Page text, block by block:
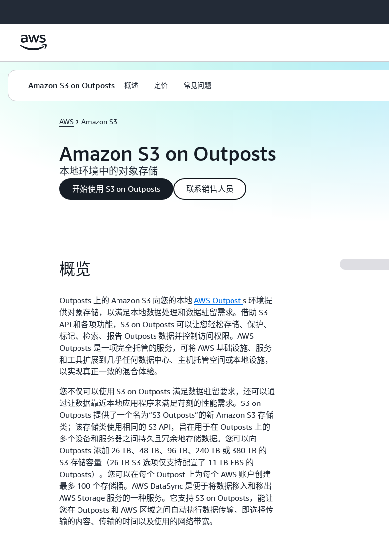
Amazon S3 on Outposts 概述 定价 常见问题
AWS Amazon S3
Amazon S3 on Outposts
本地环境中的对象存储
开始使用 S3 on Outposts 联系销售人员
概览
Outposts 上的 Amazon S3 向您的本地AWS Outposts 环境提
供对象存储，以满足本地数据处理和数据驻留需求。借助 S3
API 和各项功能，S3 on Outposts 可以让您轻松存储、保护、
标记、检索、报告 Outposts 数据并控制访问权限。AWS
Outposts 是一项完全托管的服务，可将 AWS 基础设施、服务
和工具扩展到几乎任何数据中心、主机托管空间或本地设施，
以实现真正一致的混合体验。
您不仅可以使用 S3 on Outposts 满足数据驻留要求，还可以通
过让数据靠近本地应用程序来满足苛刻的性能需求。S3 on
Outposts 提供了一个名为“S3 Outposts”的新 Amazon S3 存储
类；该存储类使用相同的 S3 API，旨在用于在 Outposts 上的
多个设备和服务器之间持久且冗余地存储数据。您可以向
Outposts 添加 26 TB、48 TB、96 TB、240 TB 或 380 TB 的
S3 存储容量（26 TB S3 选项仅支持配置了 11 TB EBS 的
Outposts）。您可以在每个 Outpost 上为每个 AWS 账户创建
最多 100 个存储桶。AWS DataSync 是便于将数据移入和移出
AWS Storage 服务的一种服务。它支持 S3 on Outposts，能让
您在 Outposts 和 AWS 区域之间自动执行数据传输，即选择传
输的内容、传输的时间以及使用的网络带宽。